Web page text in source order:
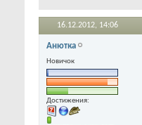
16.12.2012, 14:06
Анютка
Новичок
Достижения: